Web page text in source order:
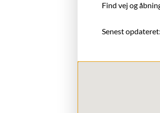
Find vej og
Senest opdateret: